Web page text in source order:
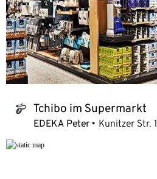
tchibo_logo Tchibo im Supermarkt
EDEKA Peter Kunitzer Str. 1